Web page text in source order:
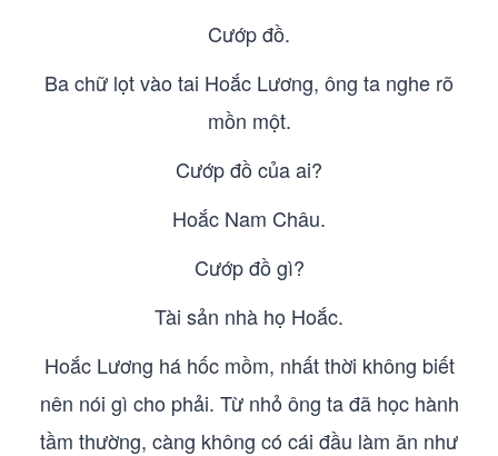
Cướp đồ.
Ba chữ lọt vào tai Hoắc Lương, ông ta nghe rõ
mồn một.
Cướp đồ của ai?
Hoắc Nam Châu.
Cướp đồ gì?
Tài sản nhà họ Hoắc.
Hoắc Lương há hốc mồm, nhất thời không biết
nên nói gì cho phải. Từ nhỏ ông ta đã học hành
tầm thường, càng không có cái đầu làm ăn như